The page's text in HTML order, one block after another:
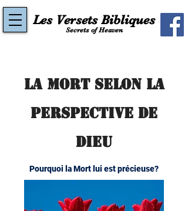
Les Versets Bibliques
Secrets of Heaven
La Mort selon la
perspective de
Dieu
Pourquoi la Mort lui est précieuse?